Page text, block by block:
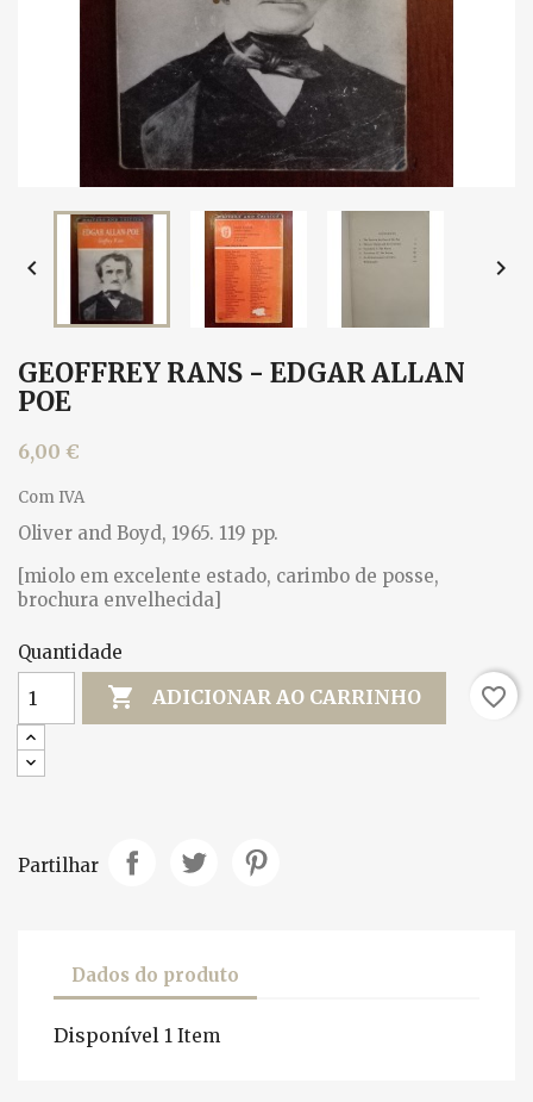
 
GEOFFREY RANS - EDGAR ALLAN
POE
6,00 €
Com IVA
Oliver and Boyd, 1965. 119 pp.
[miolo em excelente estado, carimbo de posse,
brochura envelhecida]
Quantidade
 ADICIONAR AO CARRINHO favorite_border
Partilhar
Dados do produto
Disponível 1 Item